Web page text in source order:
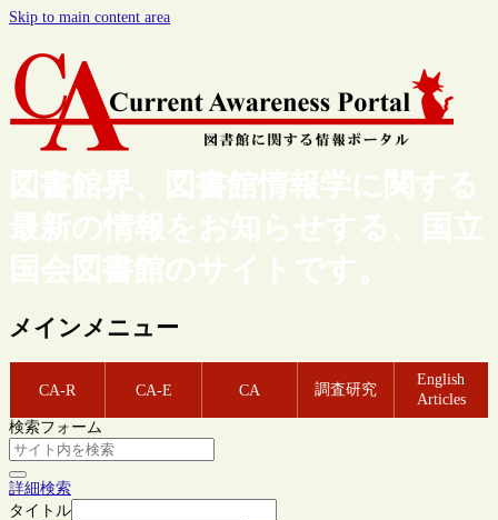
Skip to main content area
図書館界、図書館情報学に関する
最新の情報をお知らせする、国立
国会図書館のサイトです。
メインメニュー
CA-R CA-E CA 調査研究
English
Articles
検索フォーム
詳細検索
タイトル